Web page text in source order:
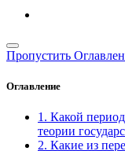
Пропустить
Оглавление
1. Какой
теории
2. Какие из